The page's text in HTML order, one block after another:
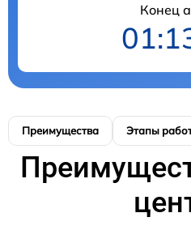
Конец
Преимущества Этапы